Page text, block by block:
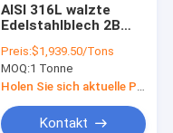
AISI 316L walzte
Edelstahlblech 2B
4x8 zu beenden
Preis:$1,939.50/Tons
MOQ:1 Tonne
Kontakt